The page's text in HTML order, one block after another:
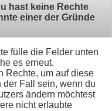
hast keine Rechte
einer der Gründe
fülle die Felder unten
es erneut.
Rechte, um auf diese
Fall sein, wenn du
ändern möchtest
nicht erlaubte